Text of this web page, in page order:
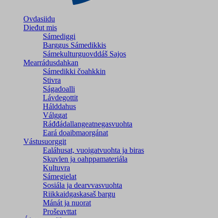
Ovdasiidu
Dieđut mis
Sámediggi
Barggus Sámedikkis
Sámekulturguovddáš Sajos
Mearrádusdahkan
Sámedikki čoahkkin
Stivra
Ságadoalli
Lávdegottit
Hálddahus
Válggat
Ráđđádallangeatnegas­vuohta
Eará doaibmaorgánat
Vástusuorggit
Ealáhusat, vuoigatvuohta ja biras
Skuvlen ja oahppamateriála
Kultuvra
Sámegielat
Sosiála ja dearvvasvuohta
Riikkaidgaskasaš bargu
Mánát ja nuorat
Prošeavttat